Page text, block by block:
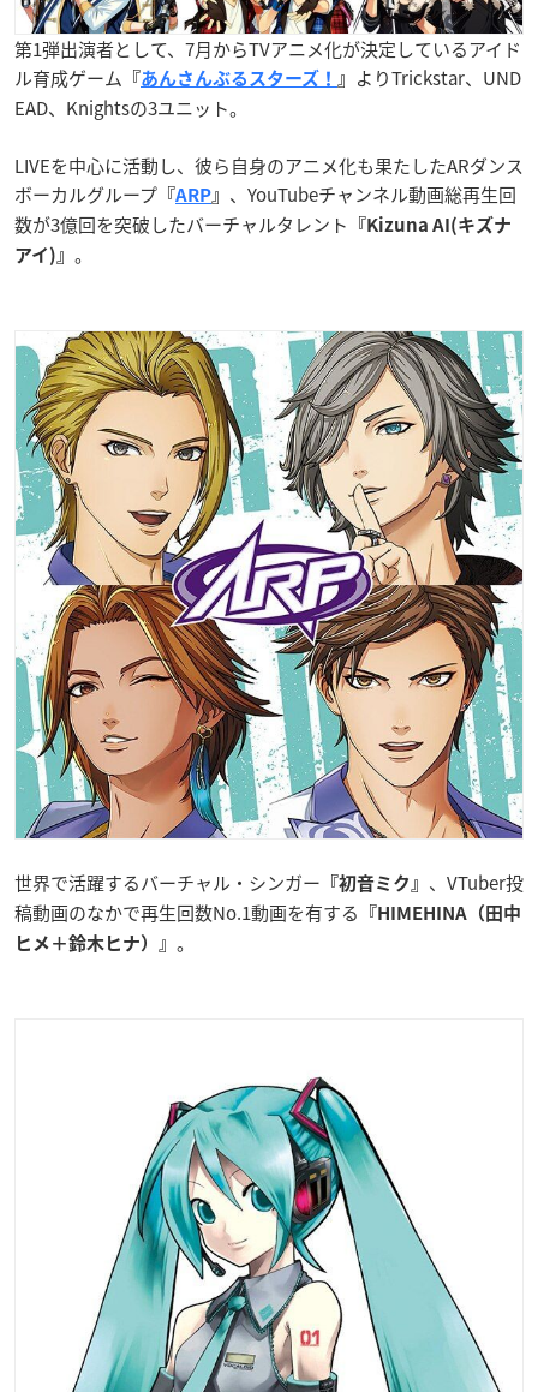
第1弾出演者として、7月からTVアニメ化が決定しているアイド
ル育成ゲーム 『あんさんぶるスターズ！ 』
よりTrickstar、UND
EAD、Knightsの3ユニット。
LIVEを中心に活動し、彼ら自身のアニメ化も果たしたARダンス
ボーカルグループ 『ARP 』 、YouTubeチャンネル動画総再生回
数が3億回を突破したバーチャルタレント
『Kizuna AI(キズナ
アイ)』 。
世界で活躍するバーチャル・シンガー 『初音ミク』 、VTuber投
稿動画のなかで再生回数No.1動画を有する
『HIMEHINA（田中
ヒメ＋鈴木ヒナ）』 。